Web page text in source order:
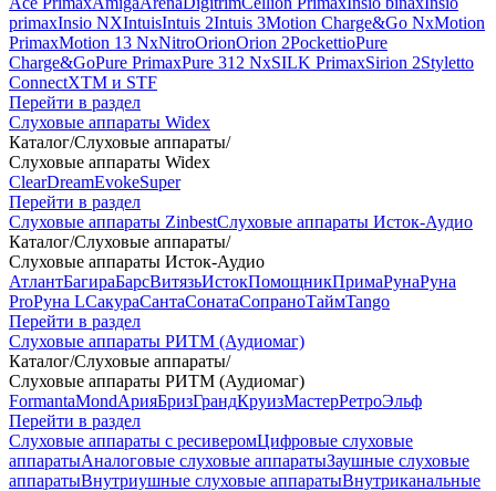
primaxInsio NXIntuisIntuis 2Intuis 3Motion Charge&Go NxMotion
PrimaxMotion 13 NxNitroOrionOrion 2PockettioPure
Charge&GoPure PrimaxPure 312 NxSILK PrimaxSirion 2Styletto
ConnectXTM и STF
Перейти в раздел
Слуховые аппараты Widex
Каталог/Слуховые аппараты/
Слуховые аппараты Widex
ClearDreamEvokeSuper
Перейти в раздел
Слуховые аппараты ZinbestСлуховые аппараты Исток-Аудио
Каталог/Слуховые аппараты/
Слуховые аппараты Исток-Аудио
АтлантБагираБарсВитязьИстокПомощникПримаРунаРуна
ProРуна LСакураСантаСонатаСопраноТаймTango
Перейти в раздел
Слуховые аппараты РИТМ (Аудиомаг)
Каталог/Слуховые аппараты/
Слуховые аппараты РИТМ (Аудиомаг)
FormantaMondАрияБризГрандКруизМастерРетроЭльф
Перейти в раздел
Слуховые аппараты с ресиверомЦифровые слуховые
аппаратыАналоговые слуховые аппаратыЗаушные слуховые
аппаратыВнутриушные слуховые аппаратыВнутриканальные